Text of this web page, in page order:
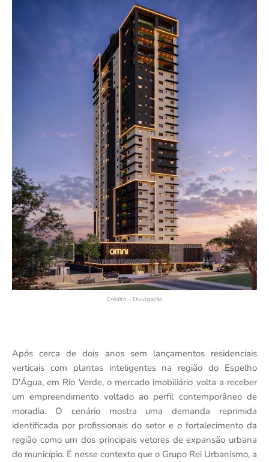
Crédito - Divulgação
Após cerca de dois anos sem lançamentos residenciais
verticais com plantas inteligentes na região do Espelho
D'Água, em Rio Verde, o mercado imobiliário volta a receber
um empreendimento voltado ao perfil contemporâneo de
moradia. O cenário mostra uma demanda reprimida
identificada por profissionais do setor e o fortalecimento da
região como um dos principais vetores de expansão urbana
do município. É nesse contexto que o Grupo Rei Urbanismo, a